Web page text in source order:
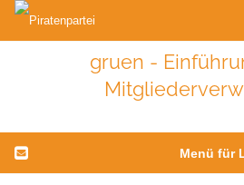
gruen -
Menü für